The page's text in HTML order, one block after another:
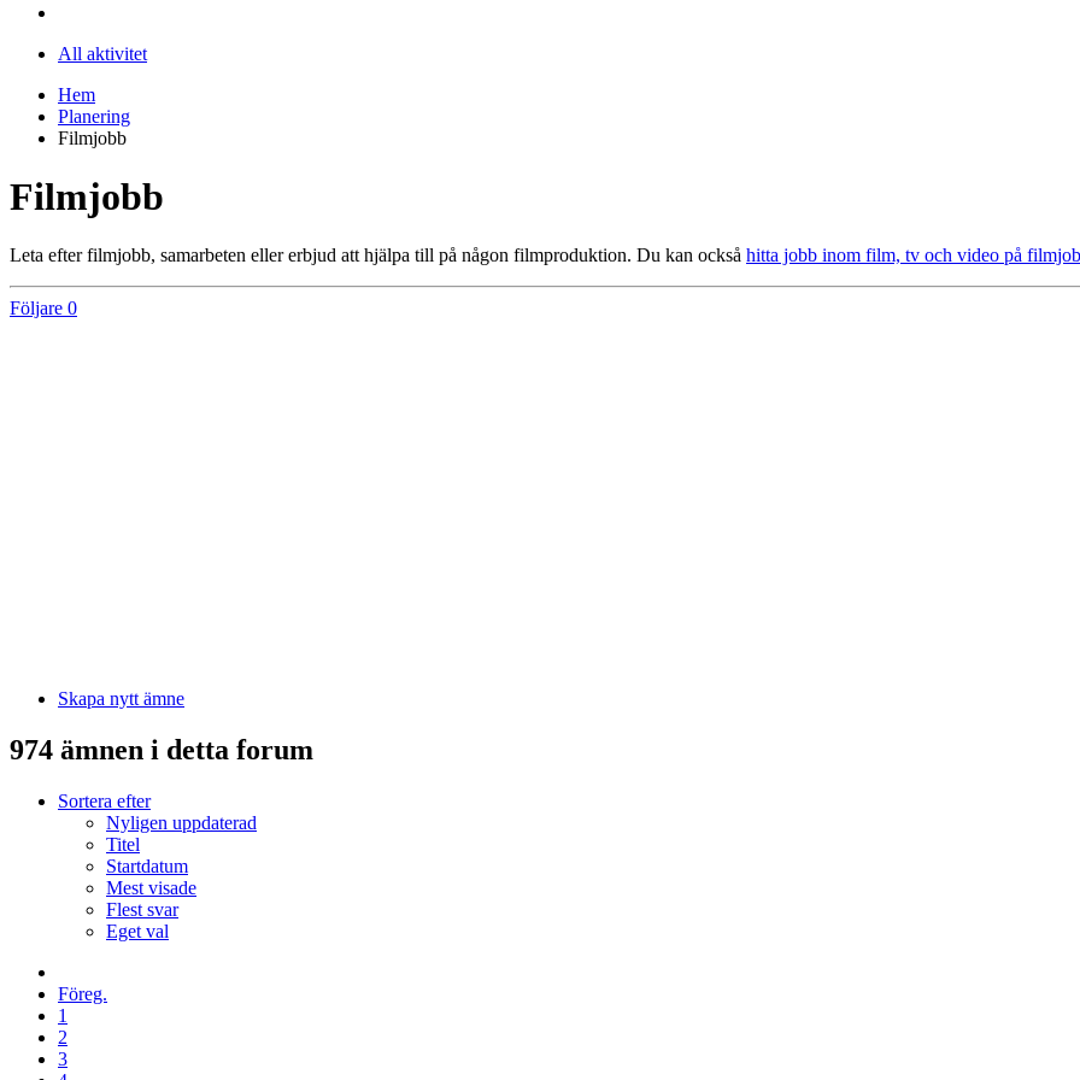
All aktivitet
Hem
Planering
Filmjobb
Filmjobb
Leta efter filmjobb, samarbeten eller erbjud att hjälpa till på någon filmproduktion. Du kan också hitta jobb inom film, tv och video på
Följare 0
Skapa nytt ämne
974 ämnen i detta forum
Sortera efter
Nyligen uppdaterad
Titel
Startdatum
Mest visade
Flest svar
Eget val
Föreg.
1
2
3